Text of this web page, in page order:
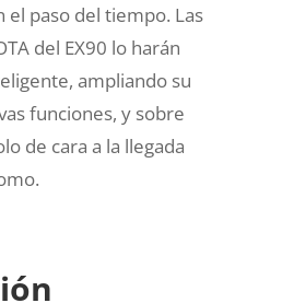
el paso del tiempo. Las
del EX90 lo harán
ampliando su
funciones, y sobre
de cara a la llegada